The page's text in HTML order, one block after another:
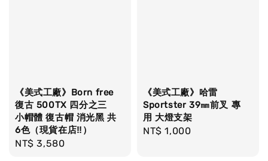
《美式工廠》Born free
復古 500TX 四分之三
小帽體 復古帽 消光黑 共
6色（現貨在店‼）
Regular
NT$ 3,580
《美式工廠》哈雷
Sportster 39㎜前叉 專
用 大燈支架
Regular
NT$ 1,000